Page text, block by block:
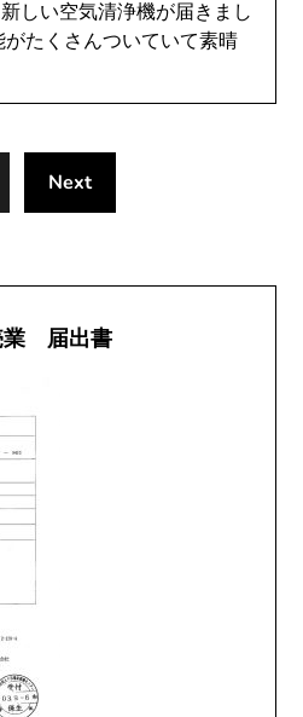
しい空気清浄機が届きまし
たくさんついていて素晴
Next
業 届出書